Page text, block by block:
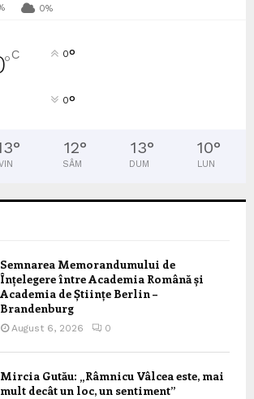
0%
°C 0°
0°
° 12°
SÂM
13°
DUM
10°
LUN
Semnarea Memorandumului de
Înțelegere între Academia Română și
Academia de Științe Berlin –
Brandenburg
August 6, 2026 0
Mircia Gutău: „Râmnicu Vâlcea este, mai
mult decât un loc, un sentiment”